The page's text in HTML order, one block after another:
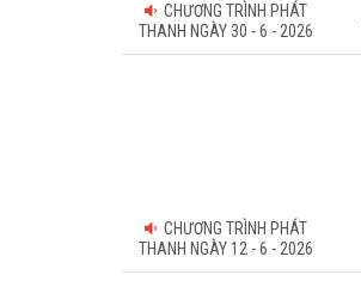
CHƯƠNG TRÌNH PHÁT
THANH NGÀY 30 - 6 - 2026
CHƯƠNG TRÌNH PHÁT
THANH NGÀY 12 - 6 - 2026